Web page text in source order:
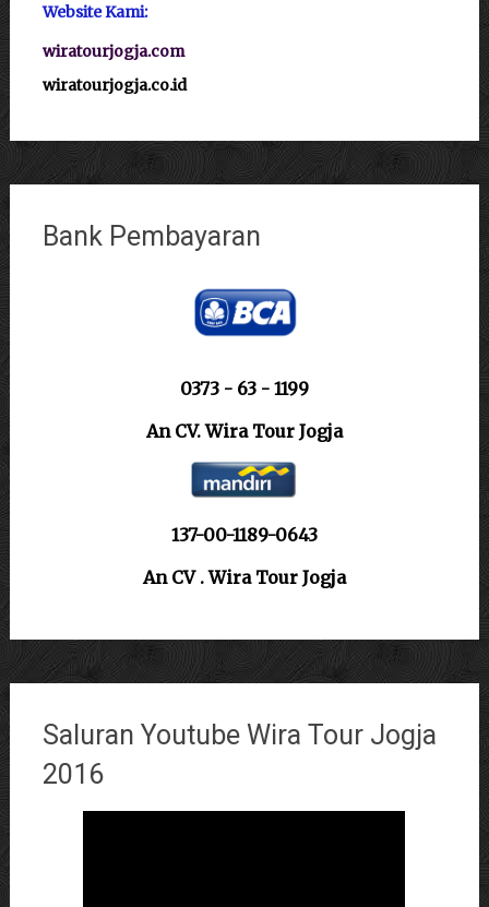
Website Kami:
wiratourjogja.com
wiratourjogja.co.id
Bank Pembayaran
0373 - 63 - 1199
An CV. Wira Tour Jogja
137-00-1189-0643
An CV . Wira Tour Jogja
Saluran Youtube Wira Tour Jogja
2016